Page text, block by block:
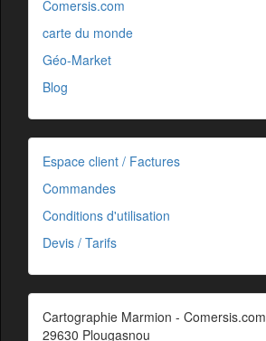
Comersis.com
carte du monde
Géo-Market
Blog
Espace client / Factures
Commandes
Conditions d'utilisation
Devis / Tarifs
Cartographie Marmion - Comersis.com
29630 Plougasnou